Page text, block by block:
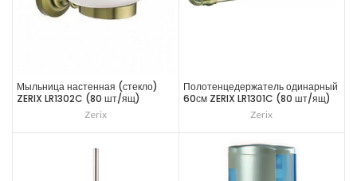
Мыльница настенная (стекло)
ZERIX LR1302C (80 шт/ящ)
Zerix
Полотенцедержатель одинарный
60см ZERIX LR1301C (80 шт/ящ)
Zerix